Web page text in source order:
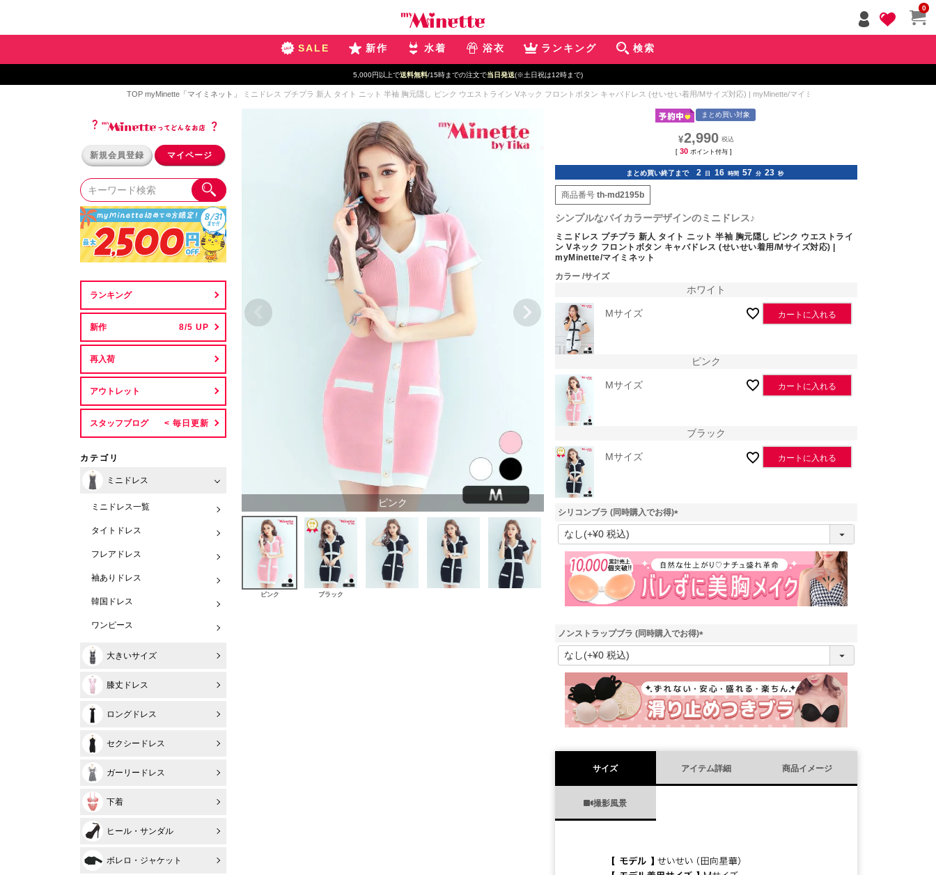
0
SALE 新作 水着 浴衣 ランキング 検索
5,000円以上で送料無料/15時までの注文で当日発送(※土日祝は12時まで)
TOP myMinette「マイミネット」 ミニドレス プチプラ 新人 タイト ニット 半袖 胸元隠し ピンク ウエストライン Vネック フロントボタン キャバドレス (せいせい着用/Mサイズ対応) | myMinette/マイミネット
新規会員登録 マイページ
ランキング
新作
再入荷
アウトレット
スタッフブログ
カテゴリ
ミニドレス
ミニドレス一覧
タイトドレス
フレアドレス
袖ありドレス
韓国ドレス
ワンピース
大きいサイズ
膝丈ドレス
ロングドレス
セクシードレス
ガーリードレス
下着
ヒール・サンダル
ボレロ・ジャケット
ピンク
ピンク ブラック
まとめ買い対象
¥2,990
[ 30 ポイント付与 ]
まとめ買い終了まで 2 日 16 時間 57 分 21 秒
商品番号 th-md2195b
シンプルなバイカラーデザインのミニドレス♪
ミニドレス プチプラ 新人 タイト ニット 半袖 胸元隠し ピンク ウエストライ
ン Vネック フロントボタン キャバドレス (せいせい着用/Mサイズ対応) |
myMinette/マイミネット
カラー サイズ
ホワイト
Mサイズ カートに入れる
ピンク
Mサイズ カートに入れる
ブラック
Mサイズ カートに入れる
シリコンブラ (同時購入でお得)
(
須
)
ノンストラップブラ (同時購入でお得)
(
須
)
サイズ アイテム詳細 商品イメージ
撮影風景
ジト
ップ